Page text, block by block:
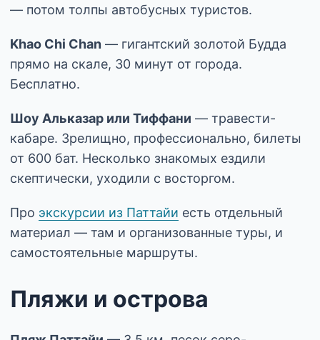
— потом толпы автобусных туристов.
Khao Chi Chan — гигантский золотой Будда
прямо на скале, 30 минут от города.
Бесплатно.
Шоу Альказар или Тиффани — травести-
кабаре. Зрелищно, профессионально, билеты
от 600 бат. Несколько знакомых ездили
скептически, уходили с восторгом.
Про экскурсии из Паттайи есть отдельный
материал — там и организованные туры, и
самостоятельные маршруты.
Пляжи и острова